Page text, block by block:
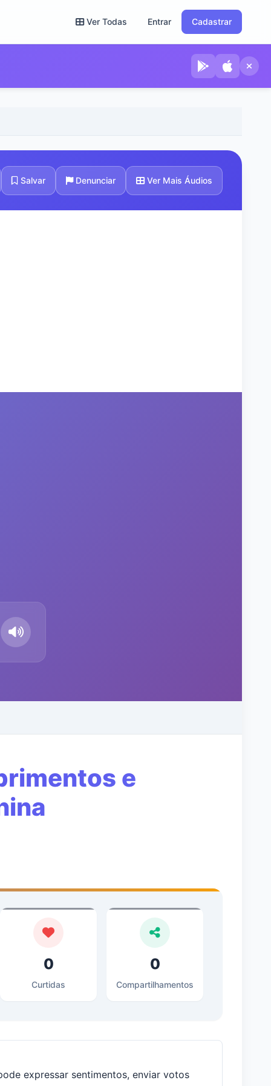
Ver Todas Entrar Cadastrar
Salvar Denunciar Ver Mais Áudios
e
0
Curtidas
0
Compartilhamentos
expressar sentimentos, enviar votos